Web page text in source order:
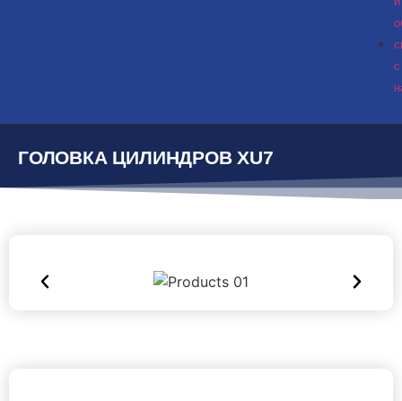
с
ГОЛОВКА ЦИЛИНДРОВ XU7